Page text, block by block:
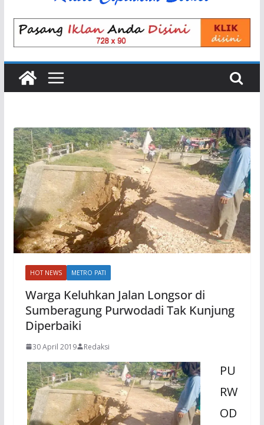
HOT NEWS METRO PATI
Warga Keluhkan Jalan Longsor di
Sumberagung Purwodadi Tak Kunjung
Diperbaiki
30 April 2019 Redaksi
PU
RW
OD